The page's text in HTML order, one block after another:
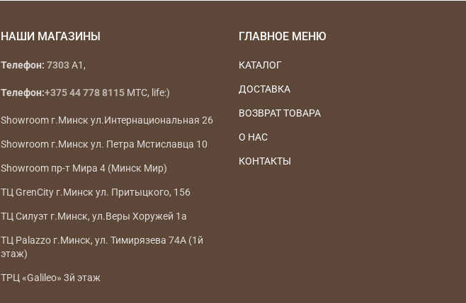
НАШИ МАГАЗИНЫ
Телефон: 7303A1,
Телефон:+375 44 778 8115 МТС, life:)
Showroom г.Минск ул.Интернациональная 26
Showroom г.Минск ул. Петра Мстиславца 10
Showroom пр-т Мира 4 (Минск Мир)
ТЦ GrenCity г.Минск ул. Притыцкого, 156
ТЦ Силуэт г.Минск, ул.Веры Хоружей 1а
ТЦ Palazzo г.Минск, ул. Тимирязева 74А (1й
этаж)
ТРЦ «Galileo» 3й этаж
ГЛАВНОЕ МЕНЮ
КАТАЛОГ
ДОСТАВКА
ВОЗВРАТ ТОВАРА
О НАС
КОНТАКТЫ